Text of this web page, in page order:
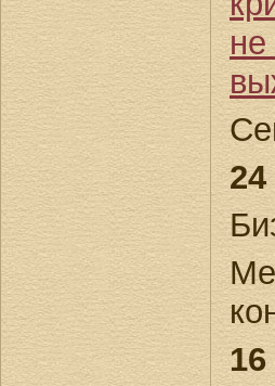
24
16